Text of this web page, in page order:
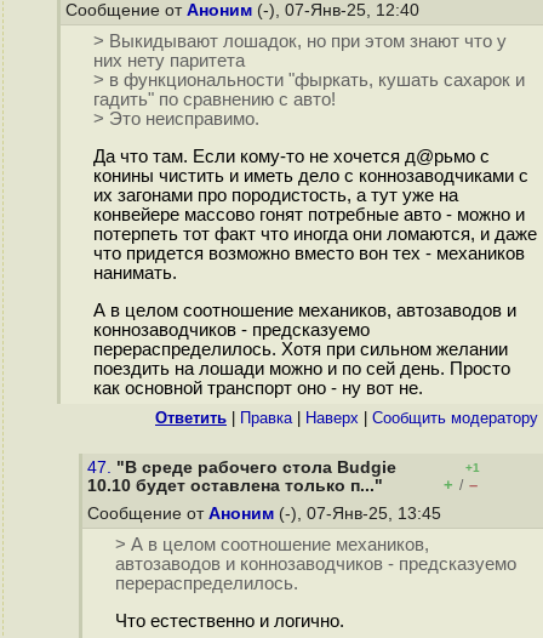
Сообщение от Аноним (-), 07-Янв-25, 12:40
> Выкидывают лошадок, но при этом знают что у
них нету паритета
> в функциональности "фыркать, кушать сахарок и
гадить" по сравнению с авто!
> Это неисправимо.
Да что там. Если кому-то не хочется д@рьмо с
конины чистить и иметь дело с коннозаводчиками с
их загонами про породистость, а тут уже на
конвейере массово гонят потребные авто - можно и
потерпеть тот факт что иногда они ломаются, и даже
что придется возможно вместо вон тех - механиков
нанимать.
А в целом соотношение механиков, автозаводов и
коннозаводчиков - предсказуемо
перераспределилось. Хотя при сильном желании
поездить на лошади можно и по сей день. Просто
как основной транспорт оно - ну вот не.
Ответить Правка| Наверх Cообщить модератору
47. "В среде рабочего стола Budgie
10.10 будет оставлена только п..."
+1
+ / –
Сообщение от Аноним (-), 07-Янв-25, 13:45
> А в целом соотношение механиков,
автозаводов и коннозаводчиков - предсказуемо
перераспределилось.
Что естественно и логично.